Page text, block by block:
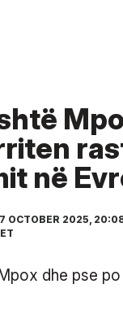
në
OCTOBER 2025,